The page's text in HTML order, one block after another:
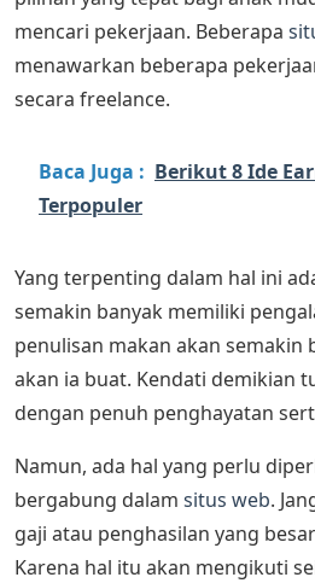
mencari pekerjaan. Beberapa
menawarkan beberapa
secara freelance.
Baca Juga : Berikut 8 Ide
Terpopuler
Yang terpenting dalam hal ini
semakin banyak memiliki
penulisan makan akan semakin
akan ia buat. Kendati demikian
dengan penuh penghayatan
Namun, ada hal yang perlu
bergabung dalam situs web.
gaji atau penghasilan yang
Karena hal itu akan mengikuti